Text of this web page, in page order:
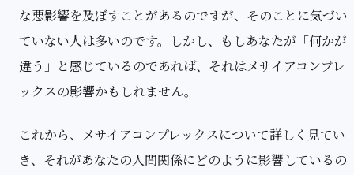
な悪影響を及ぼすことがあるのですが、そのことに気づい
ていない人は多いのです。しかし、もしあなたが「何かが
違う」と感じているのであれば、それはメサイアコンプレ
ックスの影響かもしれません。
これから、メサイアコンプレックスについて詳しく見てい
き、それがあなたの人間関係にどのように影響しているの